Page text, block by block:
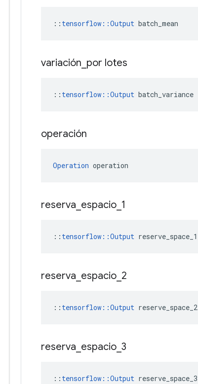
:: tensorflow::Output batch_mean
variación por lotes
:: tensorflow ::Output batch_variance
operación
Operation operation
reserva espacio 1
:: tensorflow::Output reserve_space_1
reserva espacio 2
:: tensorflow::Output reserve_space_2
reserva espacio 3
:: tensorflow::Output reserve_space_3